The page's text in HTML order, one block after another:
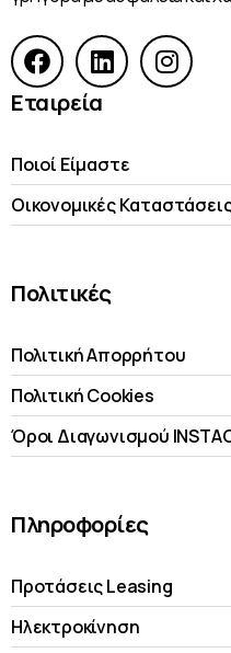
Εταιρεία
Ποιοί Είμαστε
Οικονομικές
Πολιτικές
Πολιτική Απορρήτου
Πολιτική Cookies
Όροι Διαγωνισμού
Πληροφορίες
Προτάσεις Leasing
Ηλεκτροκίνηση